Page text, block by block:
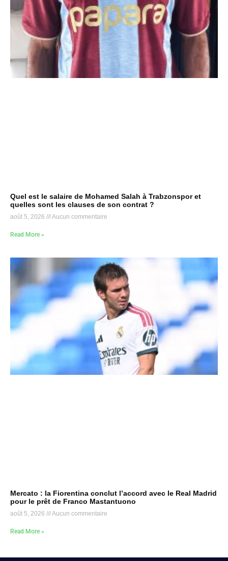
Quel est le salaire de Mohamed Salah à Trabzonspor et
quelles sont les clauses de son contrat ?
août 5, 2026 Aucun commentaire
Read More »
Mercato : la Fiorentina conclut l’accord avec le Real Madrid
pour le prêt de Franco Mastantuono
août 5, 2026 Aucun commentaire
Read More »